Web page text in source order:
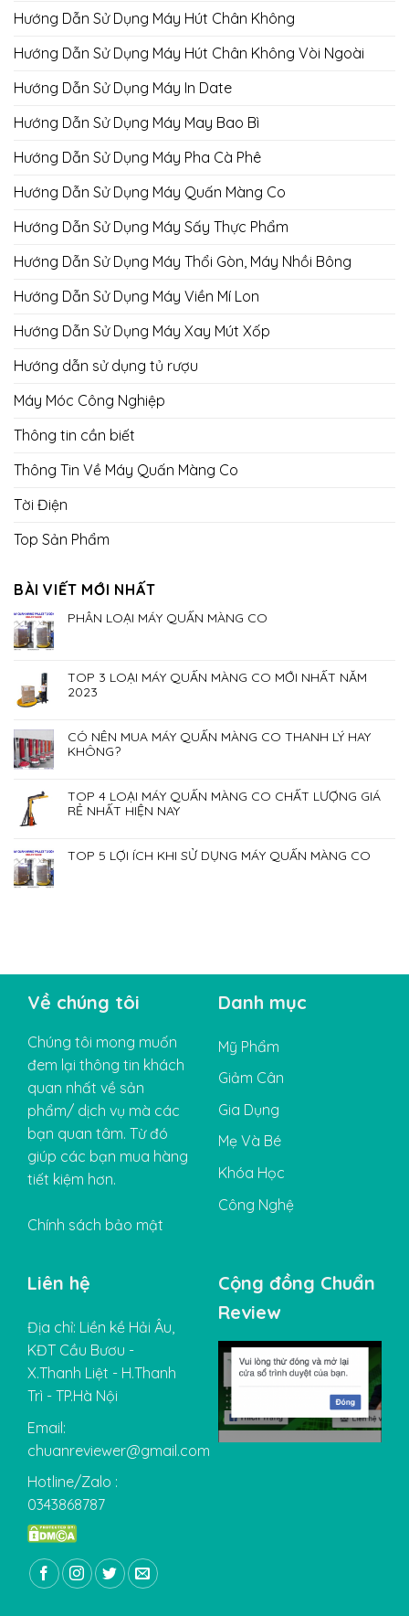
Hướng Dẫn Sử Dụng Máy Hút Chân Không
Hướng Dẫn Sử Dụng Máy Hút Chân Không Vòi Ngoài
Hướng Dẫn Sử Dụng Máy In Date
Hướng Dẫn Sử Dụng Máy May Bao Bì
Hướng Dẫn Sử Dụng Máy Pha Cà Phê
Hướng Dẫn Sử Dụng Máy Quấn Màng Co
Hướng Dẫn Sử Dụng Máy Sấy Thực Phẩm
Hướng Dẫn Sử Dụng Máy Thổi Gòn, Máy Nhồi Bông
Hướng Dẫn Sử Dụng Máy Viền Mí Lon
Hướng Dẫn Sử Dụng Máy Xay Mút Xốp
Hướng dẫn sử dụng tủ rượu
Máy Móc Công Nghiệp
Thông tin cần biết
Thông Tin Về Máy Quấn Màng Co
Tời Điện
Top Sản Phẩm
BÀI VIẾT MỚI NHẤT
PHÂN LOẠI MÁY QUẤN MÀNG CO
TOP 3 LOẠI MÁY QUẤN MÀNG CO MỚI NHẤT NĂM
2023
CÓ NÊN MUA MÁY QUẤN MÀNG CO THANH LÝ HAY
KHÔNG?
TOP 4 LOẠI MÁY QUẤN MÀNG CO CHẤT LƯỢNG GIÁ
RẺ NHẤT HIỆN NAY
TOP 5 LỢI ÍCH KHI SỬ DỤNG MÁY QUẤN MÀNG CO
Về chúng tôi
Chúng tôi mong muốn
đem lại thông tin khách
quan nhất về sản
phẩm/ dịch vụ mà các
bạn quan tâm. Từ đó
giúp các bạn mua hàng
tiết kiệm hơn.
Chính sách bảo mật
Danh mục
Mỹ Phẩm
Giảm Cân
Gia Dụng
Mẹ Và Bé
Khóa Học
Công Nghệ
Liên hệ
Địa chỉ: Liền kề Hải Âu,
KĐT Cầu Bươu -
X.Thanh Liệt - H.Thanh
Trì - TP.Hà Nội
Email:
chuanreviewer@gmail.com
Hotline/Zalo :
0343868787
Cộng đồng Chuẩn
Review